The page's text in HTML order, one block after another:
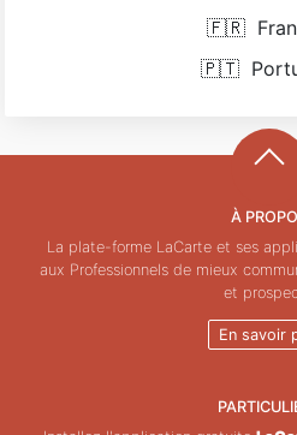
🇫🇷
🇵🇹
À
La plate-forme LaCarte et ses
aux Professionnels de mieux
et
En savoir